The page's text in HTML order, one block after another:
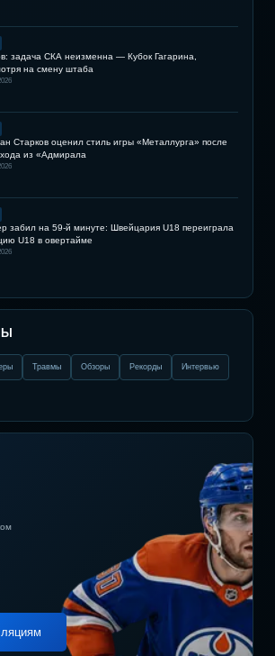
задача СКА неизменна — Кубок Гагарина,
на смену штаба
Старков оценил стиль игры «Металлурга» после
из «Адмирала
забил на 59-й минуте: Швейцария U18 переиграла
U18 в овертайме
Травмы Обзоры Рекорды Интервью